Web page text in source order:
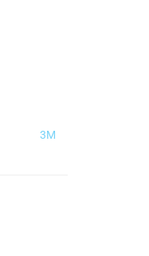
3M